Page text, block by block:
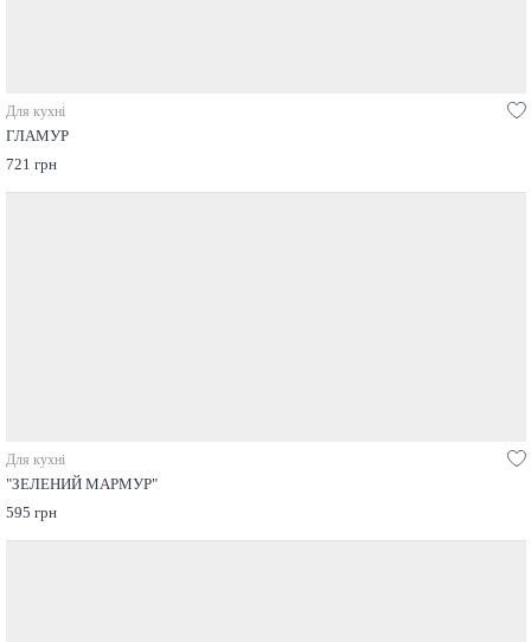
Для кухні
ГЛАМУР
721 грн
Для кухні
"ЗЕЛЕНИЙ МАРМУР"
595 грн